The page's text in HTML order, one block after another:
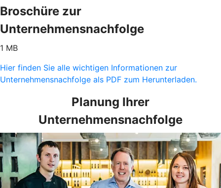
Broschüre zur
Unternehmensnachfolge
1 MB
Hier finden Sie alle wichtigen Informationen zur
Unternehmensnachfolge als PDF zum Herunterladen.
Planung Ihrer
Unternehmensnachfolge